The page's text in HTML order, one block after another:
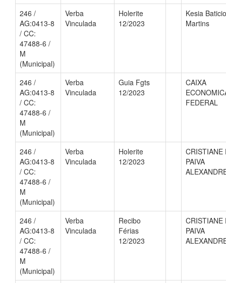
246 /
AG:0413-8
/ CC:
47488-6 /
M
(Municipal)
Verba
Vinculada
Holerite
12/2023
Kesia
Martins
246 /
AG:0413-8
/ CC:
47488-6 /
M
(Municipal)
Verba
Vinculada
Guia Fgts
12/2023
CAIXA
FEDERAL
246 /
AG:0413-8
/ CC:
47488-6 /
M
(Municipal)
Verba
Vinculada
Holerite
12/2023
CRISTIANE
PAIVA
246 /
AG:0413-8
/ CC:
47488-6 /
M
(Municipal)
Verba
Vinculada
Recibo
Férias
12/2023
CRISTIANE
PAIVA